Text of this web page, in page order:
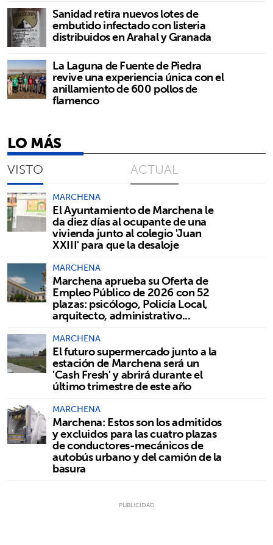
Sanidad retira nuevos lotes de
embutido infectado con listeria
distribuidos en Arahal y Granada
La Laguna de Fuente de Piedra
revive una experiencia única con el
anillamiento de 600 pollos de
flamenco
LO MÁS
VISTO ACTUAL
MARCHENA
El Ayuntamiento de Marchena le
da diez días al ocupante de una
vivienda junto al colegio 'Juan
XXIII' para que la desaloje
MARCHENA
Marchena aprueba su Oferta de
Empleo Público de 2026 con 52
plazas: psicólogo, Policía Local,
arquitecto, administrativo...
MARCHENA
El futuro supermercado junto a la
estación de Marchena será un
'Cash Fresh' y abrirá durante el
último trimestre de este año
MARCHENA
Marchena: Estos son los admitidos
y excluidos para las cuatro plazas
de conductores-mecánicos de
autobús urbano y del camión de la
basura